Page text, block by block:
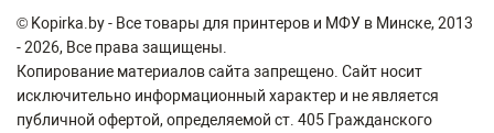
© Kopirka.by - Все товары для принтеров и МФУ в Минске, 2013
- 2026, Все права защищены.
Копирование материалов сайта запрещено. Сайт носит
исключительно информационный характер и не является
публичной офертой, определяемой ст. 405 Гражданского